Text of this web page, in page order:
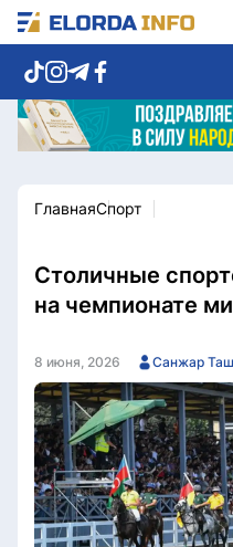
Новости столицы
Спорт
Видео
Этический кодекс
ГлавнаяСпорт
Столичные
на чемпионате
8 июня, 2026 Санжар